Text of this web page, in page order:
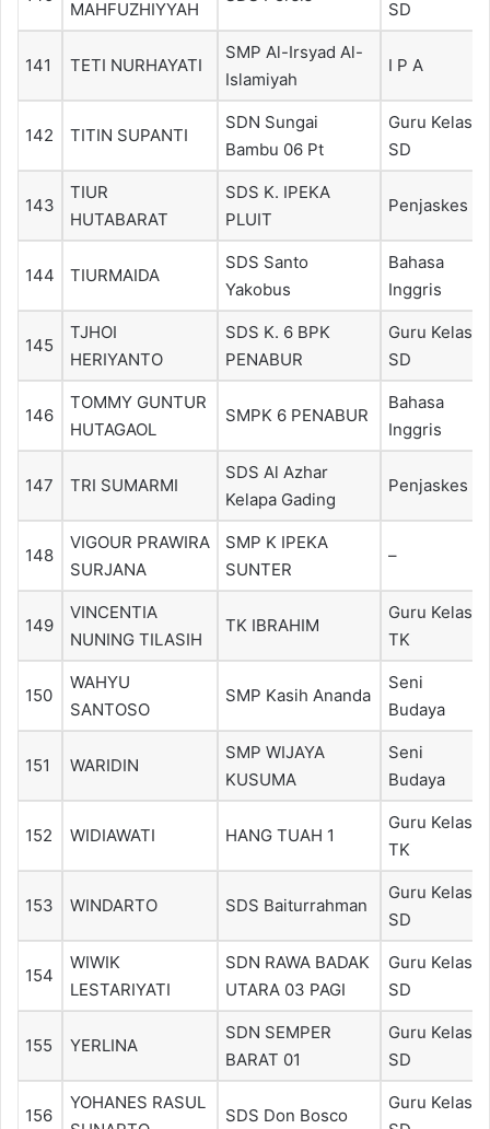
MAHFUZHIYYAH
SD
141 TETI NURHAYATI
SMP Al-Irsyad Al-
Islamiyah
I P A
142 TITIN SUPANTI
SDN Sungai
Bambu 06 Pt
Guru Kelas
SD
143
TIUR
HUTABARAT
SDS K. IPEKA
PLUIT
Penjaskes
144 TIURMAIDA
SDS Santo
Yakobus
Bahasa
Inggris
145
TJHOI
HERIYANTO
SDS K. 6 BPK
PENABUR
Guru Kelas
SD
146
TOMMY GUNTUR
HUTAGAOL
SMPK 6 PENABUR
Bahasa
Inggris
147 TRI SUMARMI
SDS Al Azhar
Kelapa Gading
Penjaskes
148
VIGOUR PRAWIRA
SURJANA
SMP K IPEKA
SUNTER
–
149
VINCENTIA
NUNING TILASIH
TK IBRAHIM
Guru Kelas
TK
150
WAHYU
SANTOSO
SMP Kasih Ananda
Seni
Budaya
151 WARIDIN
SMP WIJAYA
KUSUMA
Seni
Budaya
152 WIDIAWATI HANG TUAH 1
Guru Kelas
TK
153 WINDARTO SDS Baiturrahman
Guru Kelas
SD
154
WIWIK
LESTARIYATI
SDN RAWA BADAK
UTARA 03 PAGI
Guru Kelas
SD
155 YERLINA
SDN SEMPER
BARAT 01
Guru Kelas
SD
156
YOHANES RASUL
SDS Don Bosco
Guru Kelas